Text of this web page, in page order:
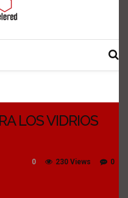
LOS VIDRIOS
0
230 Views
0